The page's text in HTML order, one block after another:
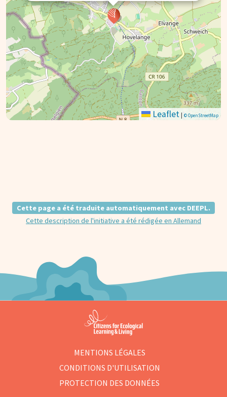
Leaflet | © OpenStreetMap
Cette page a été traduite automatiquement avec DEEPL.
Cette description de l'initiative a été rédigée en Allemand
MENTIONS LÉGALES
CONDITIONS D'UTILISATION
PROTECTION DES DONNÉES